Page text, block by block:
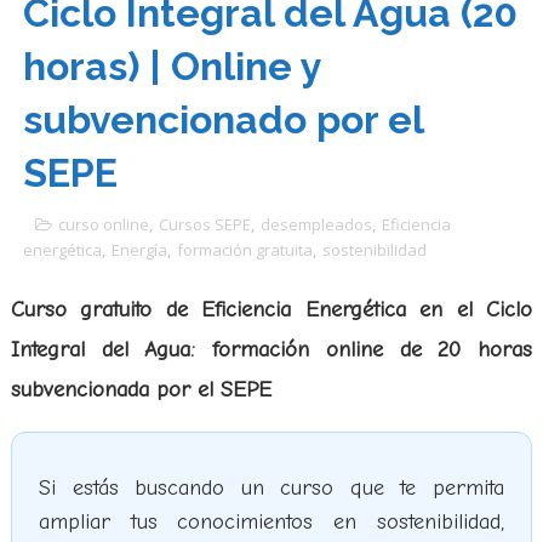
Ciclo Integral del Agua (20
horas) | Online y
subvencionado por el
SEPE
curso online, Cursos SEPE, desempleados, Eficiencia
energética, Energía, formación gratuita, sostenibilidad
Curso gratuito de Eficiencia Energética en el Ciclo
Integral del Agua: formación online de 20 horas
subvencionada por el SEPE
Si estás buscando un curso que te permita
ampliar tus conocimientos en sostenibilidad,